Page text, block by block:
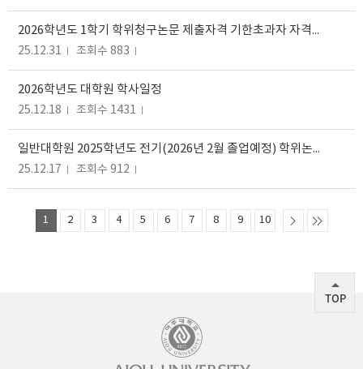
2026학년도 1학기 학위청구논문 제출자격 기한초과자 자격회복 신청 안내
25.12.31 조회수 883
2026학년도 대학원 학사일정
25.12.18 조회수 1431
일반대학원 2025학년도 전기(2026년 2월 졸업예정) 학위논문 제출 안내
25.12.17 조회수 912
1 2 3 4 5 6 7 8 9 10
TOP